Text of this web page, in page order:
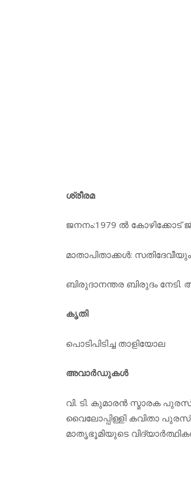
ശ്രീരമ
ജനനം:1979 ല്‍ കോഴിക്കോട്
മാതാപിതാക്കള്‍:
ബിരുദാനന്തര ബിരുദം
കൃതി
പൊടിപിടിച്ച താളിയോല
അവാര്‍ഡുകള്‍
വി. ടി. കുമാരന്‍ സ്മാരക
വൈലോപ്പിള്ളി കവിതാ
മാതൃഭൂമിയുടെ